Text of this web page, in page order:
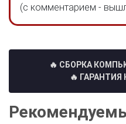
(с комментарием -
🔥 СБОРКА
🔥